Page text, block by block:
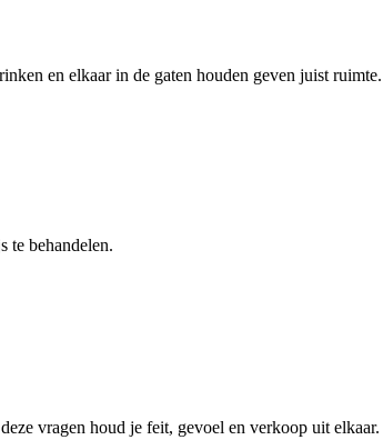
en elkaar in de gaten houden geven juist ruimte.
te behandelen.
vragen houd je feit, gevoel en verkoop uit elkaar.